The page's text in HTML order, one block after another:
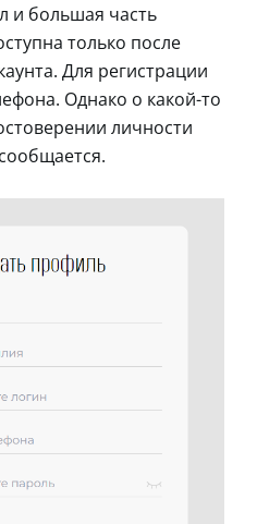
и большая часть
только после
Для регистрации
Однако о какой-то
личности